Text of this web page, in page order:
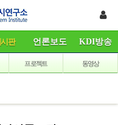
판 언론보도 KDI방송
프로젝트 동영상